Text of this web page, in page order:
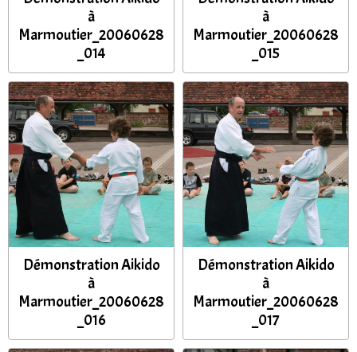
à
Marmoutier_20060628
_014
à
Marmoutier_20060628
_015
Démonstration Aikido
à
Marmoutier_20060628
_016
Démonstration Aikido
à
Marmoutier_20060628
_017